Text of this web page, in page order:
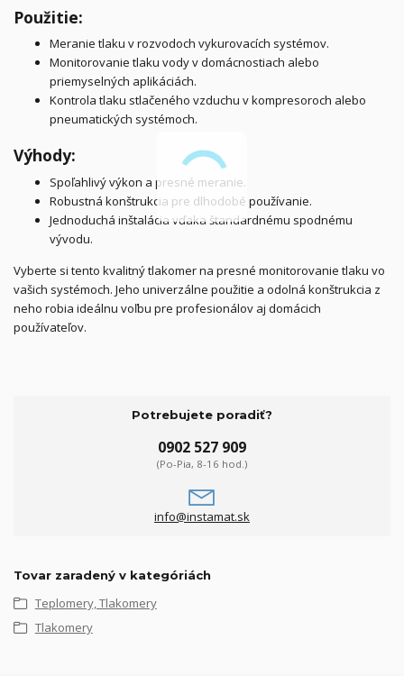
Použitie:
Meranie tlaku v rozvodoch vykurovacích systémov.
Monitorovanie tlaku vody v domácnostiach alebo
priemyselných aplikáciách.
Kontrola tlaku stlačeného vzduchu v kompresoroch alebo
pneumatických systémoch.
Výhody:
Spoľahlivý výkon a presné meranie.
Robustná konštrukcia pre dlhodobé používanie.
Jednoduchá inštalácia vďaka štandardnému spodnému
vývodu.
Vyberte si tento kvalitný tlakomer na presné monitorovanie tlaku vo
vašich systémoch. Jeho univerzálne použitie a odolná konštrukcia z
neho robia ideálnu voľbu pre profesionálov aj domácich
používateľov.
Potrebujete poradiť?
0902 527 909
(Po-Pia, 8-16 hod.)
info@instamat.sk
Tovar zaradený v kategóriách
Teplomery, Tlakomery
Tlakomery